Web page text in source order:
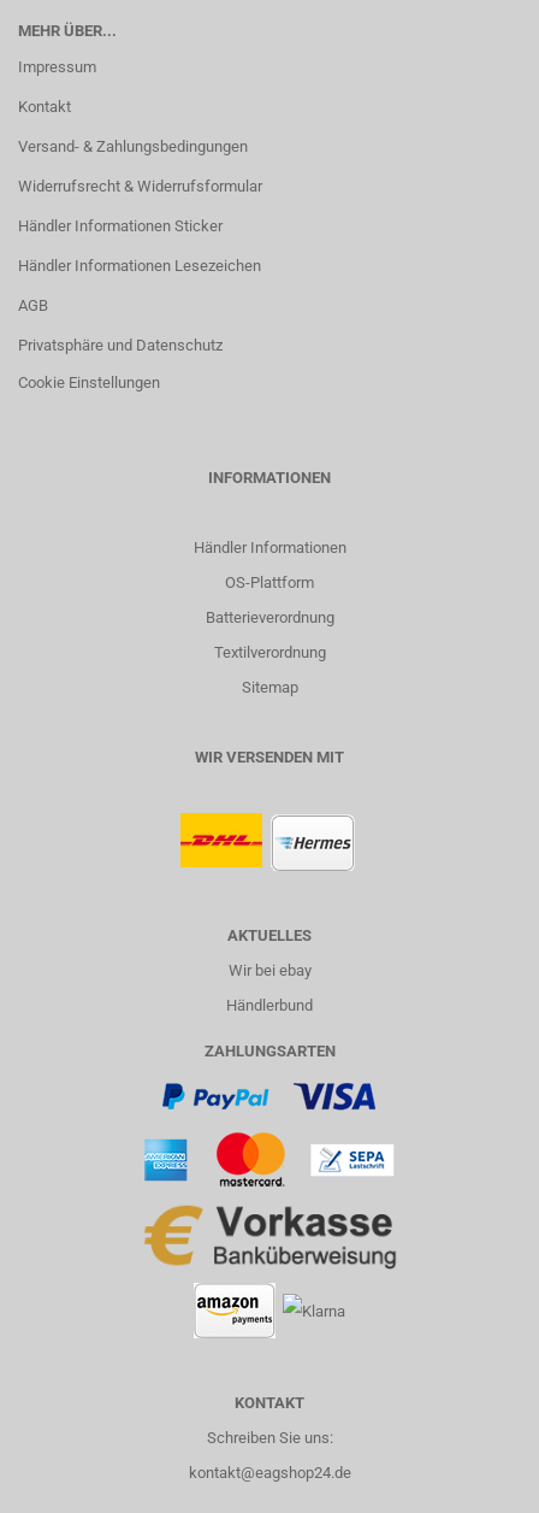
MEHR ÜBER...
Impressum
Kontakt
Versand- & Zahlungsbedingungen
Widerrufsrecht & Widerrufsformular
Händler Informationen Sticker
Händler Informationen Lesezeichen
AGB
Privatsphäre und Datenschutz
Cookie Einstellungen
INFORMATIONEN
Händler Informationen
OS-Plattform
Batterieverordnung
Textilverordnung
Sitemap
WIR VERSENDEN MIT
AKTUELLES
Wir bei ebay
Händlerbund
ZAHLUNGSARTEN
KONTAKT
Schreiben Sie uns:
kontakt@eagshop24.de